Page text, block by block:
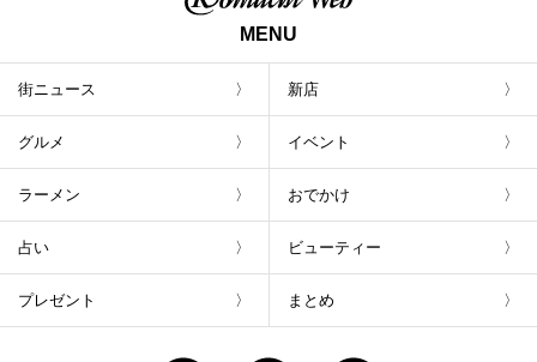
MENU
街ニュース 新店
グルメ イベント
ラーメン おでかけ
占い ビューティー
プレゼント まとめ